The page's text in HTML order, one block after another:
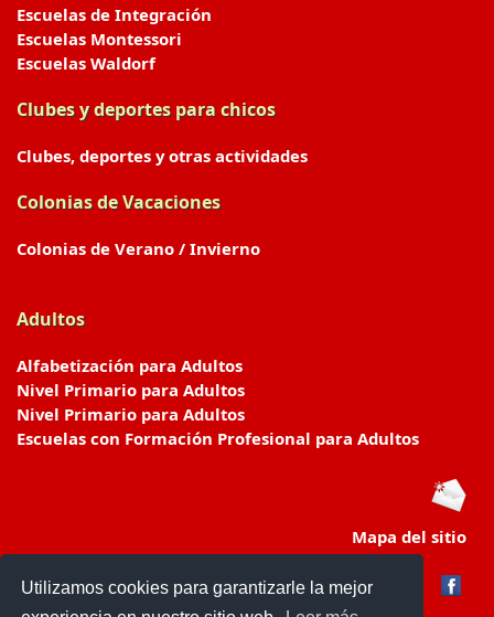
Utilizamos cookies para garantizarle la mejor
Escuelas de Integración
Escuelas Montessori
Escuelas Waldorf
Clubes y deportes para chicos
Clubes, deportes y otras actividades
Colonias de Vacaciones
Colonias de Verano / Invierno
Adultos
Alfabetización para Adultos
Nivel Primario para Adultos
Nivel Primario para Adultos
Escuelas con Formación Profesional para Adultos
Mapa del sitio